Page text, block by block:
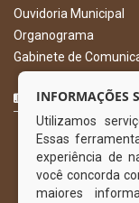
Ouvidoria Municipal
Organograma
Gabinete de
CURTA
INFORMAÇÕES
Utilizamos
Essas
experiência de
você concorda
maiores